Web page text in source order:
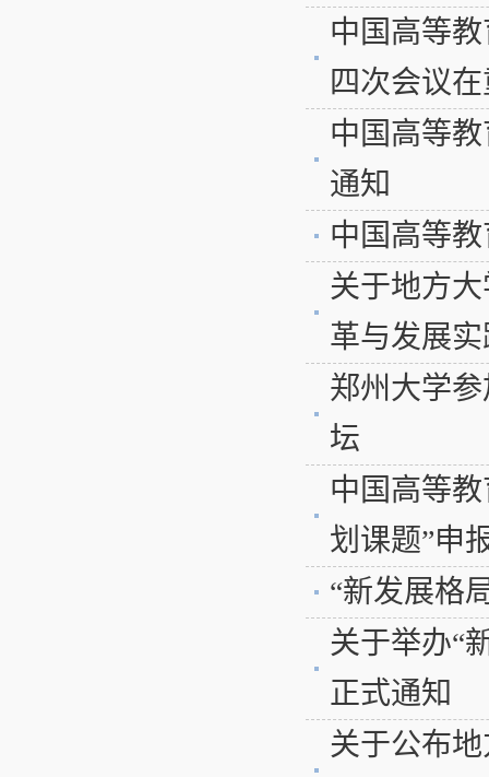
中国高等
四次会议
中国高等
通知
中国高等
关于地方
革与发展
郑州大学
坛
中国高等
划课题”申
“新发展格
关于举办“
正式通知
关于公布